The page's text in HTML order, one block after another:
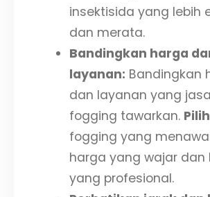
insektisida yang lebih
dan merata.
Bandingkan harga
layanan: Bandingkan
dan layanan yang
fogging tawarkan. Pilih
fogging yang
harga yang wajar dan
yang profesional.